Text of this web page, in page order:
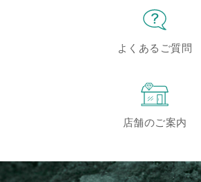
よくあるご質問
店舗のご案内